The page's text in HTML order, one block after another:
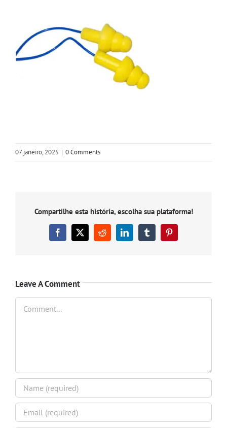
07 janeiro, 2025 | 0 Comments
Compartilhe esta história, escolha sua plataforma!
Facebook
X RedditLinkedInTumblrPinterest
Leave A Comment